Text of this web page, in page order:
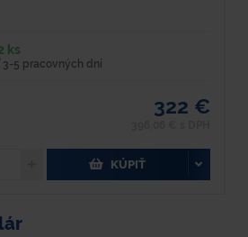
ks
3-5 pracovných dní
322 €
KÚPIŤ